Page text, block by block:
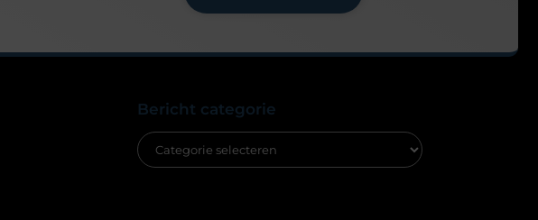
Bericht categorie